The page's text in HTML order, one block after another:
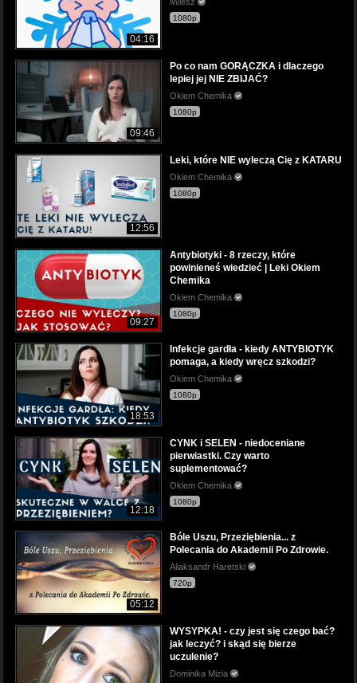
04:16
1080p
09:46
Po co nam GORĄCZKA i dlaczego
lepiej jej NIE ZBIJAĆ?
Okiem Chemika
1080p
12:56
Leki, które NIE wyleczą Cię z KATARU
Okiem Chemika
1080p
09:27
Antybiotyki - 8 rzeczy, które
powinieneś wiedzieć | Leki Okiem
Chemika
Okiem Chemika
1080p
18:53
Infekcje gardła - kiedy ANTYBIOTYK
pomaga, a kiedy wręcz szkodzi?
Okiem Chemika
1080p
12:18
CYNK i SELEN - niedoceniane
pierwiastki. Czy warto
suplementować?
Okiem Chemika
1080p
05:12
Bóle Uszu, Przeziębienia... z
Polecania do Akademii Po Zdrowie.
Aliaksandr Haretski
720p
WYSYPKA! - czy jest się czego bać?
jak leczyć? i skąd się bierze
uczulenie?
Dominika Mizia